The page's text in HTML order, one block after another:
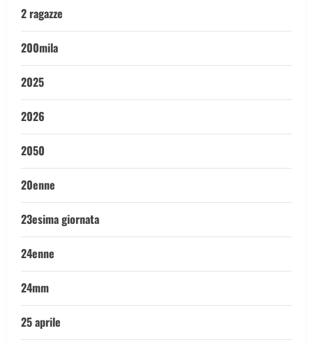
2 ragazze
200mila
2025
2026
2050
20enne
23esima giornata
24enne
24mm
25 aprile